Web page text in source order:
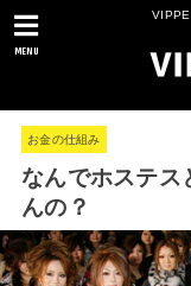
MENU
お金の仕組み
なんでホステス
んの？